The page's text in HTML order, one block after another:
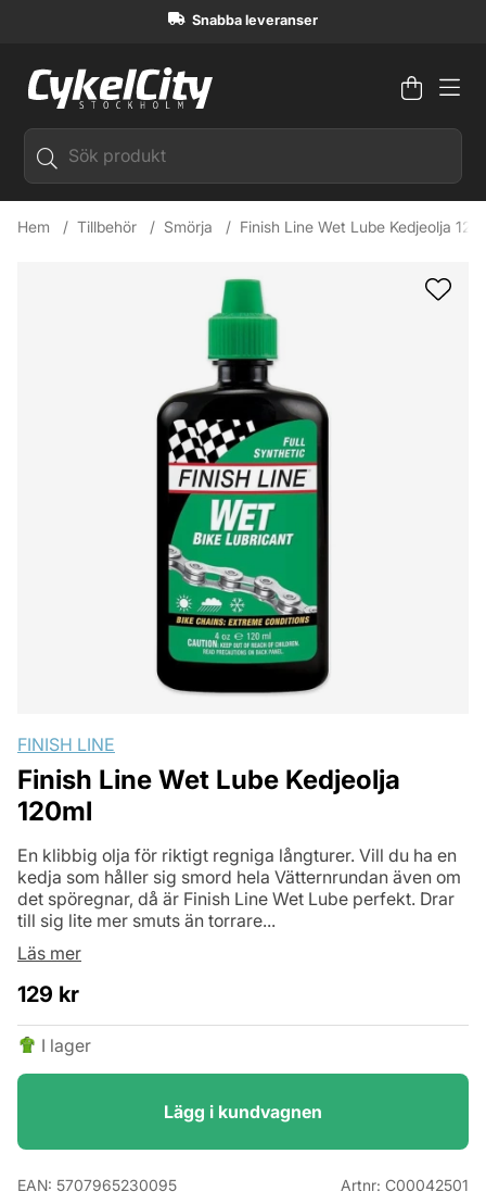
Snabba leveranser
Antal i
.
Hem Tillbehör Smörja Finish Line Wet Lube Kedjeolja
Produktbilder Finish Line Wet Lube Kedjeolja 120ml
FINISH LINE
Finish Line Wet Lube Kedjeolja
120ml
En klibbig olja för riktigt regniga långturer. Vill du ha en
kedja som håller sig smord hela Vätternrundan även om
det spöregnar, då är Finish Line Wet Lube perfekt. Drar
till sig lite mer smuts än torrare...
Läs mer
129 kr
I lager
Lägg i kundvagnen
EAN: 5707965230095 Artnr: C00042501